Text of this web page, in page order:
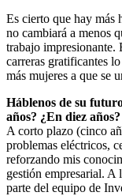
Es cierto que hay más
no cambiará a menos
trabajo impresionante.
carreras gratificantes
más mujeres a que se
Háblenos de su
años? ¿En diez años?
A corto plazo (cinco
problemas eléctricos,
reforzando mis
gestión empresarial. A
parte del equipo de